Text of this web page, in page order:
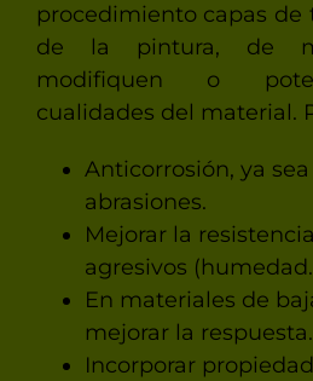
procedimiento capas
de la pintura, de
modifiquen o
cualidades del material.
Anticorrosión, ya
abrasiones.
Mejorar la
agresivos
En materiales de
mejorar la respuesta.
Incorporar